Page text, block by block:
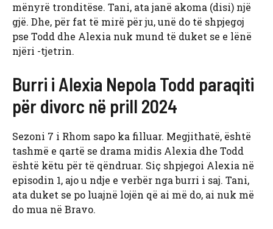
mënyrë tronditëse. Tani, ata janë akoma (disi) një
gjë. Dhe, për fat të mirë për ju, unë do të shpjegoj
pse Todd dhe Alexia nuk mund të duket se e lënë
njëri -tjetrin.
Burri i Alexia Nepola Todd paraqiti
për divorc në prill 2024
Sezoni 7 i Rhom sapo ka filluar. Megjithatë, është
tashmë e qartë se drama midis Alexia dhe Todd
është këtu për të qëndruar. Siç shpjegoi Alexia në
episodin 1, ajo u ndje e verbër nga burri i saj. Tani,
ata duket se po luajnë lojën që ai më do, ai nuk më
do mua në Bravo.